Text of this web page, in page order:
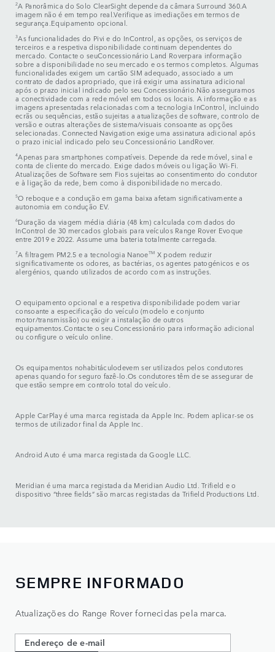
2A Panorâmica do Solo ClearSight depende da câmara Surround 360.A
imagem não é em tempo real.Verifique as imediações em termos de
segurança.Equipamento opcional.
3As funcionalidades do Pivi e do InControl, as opções, os serviços de
terceiros e a respetiva disponibilidade continuam dependentes do
mercado. Contacte o seuConcessionário Land Roverpara informação
sobre a disponibilidade no seu mercado e os termos completos. Algumas
funcionalidades exigem um cartão SIM adequado, associado a um
contrato de dados apropriado, que irá exigir uma assinatura adicional
após o prazo inicial indicado pelo seu Concessionário.Não asseguramos
a conectividade com a rede móvel em todos os locais. A informação e as
imagens apresentadas relacionadas com a tecnologia InControl, incluindo
ecrãs ou sequências, estão sujeitas a atualizações de software, controlo de
versão e outras alterações de sistema/visuais consoante as opções
selecionadas. Connected Navigation exige uma assinatura adicional após
o prazo inicial indicado pelo seu Concessionário LandRover.
4Apenas para smartphones compatíveis. Depende da rede móvel, sinal e
conta de cliente do mercado. Exige dados móveis ou ligação Wi-Fi.
Atualizações de Software sem Fios sujeitas ao consentimento do condutor
e à ligação da rede, bem como à disponibilidade no mercado.
5O reboque e a condução em gama baixa afetam significativamente a
autonomia em condução EV.
6Duração da viagem média diária (48 km) calculada com dados do
InControl de 30 mercados globais para veículos Range Rover Evoque
entre 2019 e 2022. Assume uma bateria totalmente carregada.
7A filtragem PM2.5 e a tecnologia NanoeTM X podem reduzir
significativamente os odores, as bactérias, os agentes patogénicos e os
alergénios, quando utilizados de acordo com as instruções.
O equipamento opcional e a respetiva disponibilidade podem variar
consoante a especificação do veículo (modelo e conjunto
motor/transmissão) ou exigir a instalação de outros
equipamentos.Contacte o seu Concessionário para informação adicional
ou configure o veículo online.
Os equipamentos nohabitáculodevem ser utilizados pelos condutores
apenas quando for seguro fazê-lo.Os condutores têm de se assegurar de
que estão sempre em controlo total do veículo.
Apple CarPlay é uma marca registada da Apple Inc. Podem aplicar-se os
termos de utilizador final da Apple Inc.
Android Auto é uma marca registada da Google LLC.
Meridian é uma marca registada da Meridian Audio Ltd. Trifield e o
dispositivo “three fields” são marcas registadas da Trifield Productions Ltd.
SEMPRE INFORMADO
Atualizações do Range Rover fornecidas pela marca.